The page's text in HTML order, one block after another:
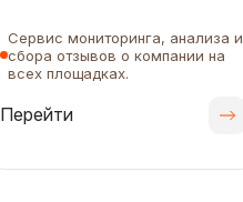
Сервис мониторинга, анализа и
сбора отзывов о компании на
всех площадках.
Перейти